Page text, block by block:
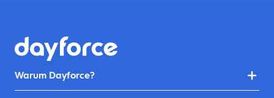
Warum Dayforce?